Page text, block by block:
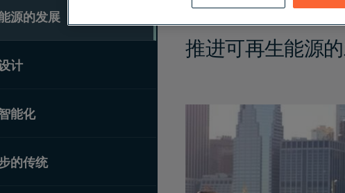
源的发展
计
能化
的传统
推进可再生能源